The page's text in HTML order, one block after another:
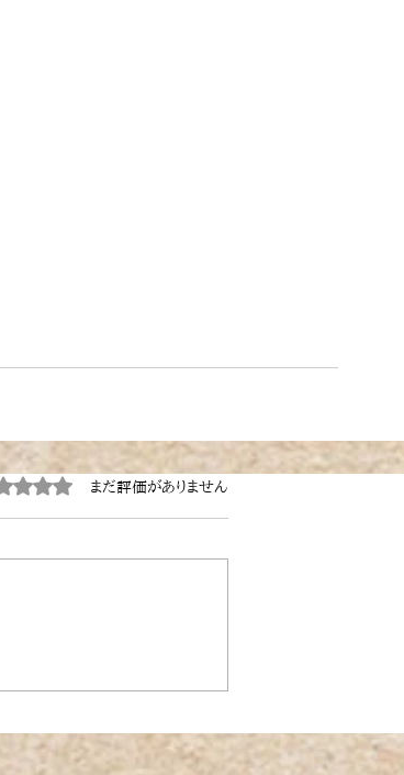
のうち0と評価されています。
まだ評価がありません